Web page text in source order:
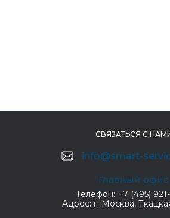
СВЯЗАТЬСЯ С
info@smart-
Главный офис
Телефон: +7 (495)
Адрес: г. Москва,